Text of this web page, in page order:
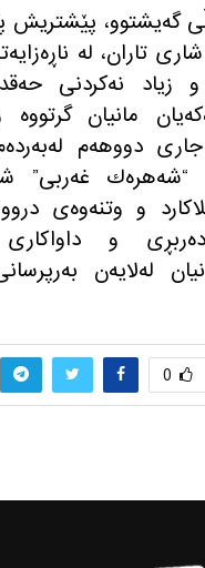
گه‌یشتوو، پێشتریش
تاران، له‌
نه‌كردنی
مانیان گرتووه‌
دووهه‌م
“شه‌هره‌ك غه‌ربی”
و وتنه‌وه‌ی
و
له‌لایه‌ن
0